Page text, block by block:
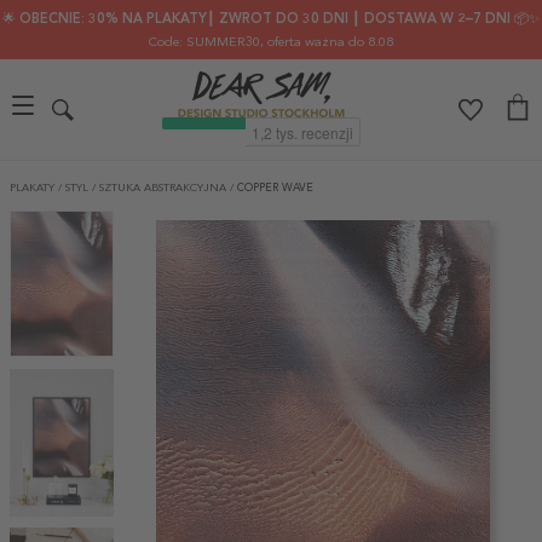
🌟 OBECNIE: 30% NA PLAKATY┃ ZWROT DO 30 DNI ┃ DOSTAWA W 2–7 DNI 📦✨
Code: SUMMER30, oferta ważna do 8.08
PLAKATY / STYL / SZTUKA ABSTRAKCYJNA / COPPER WAVE